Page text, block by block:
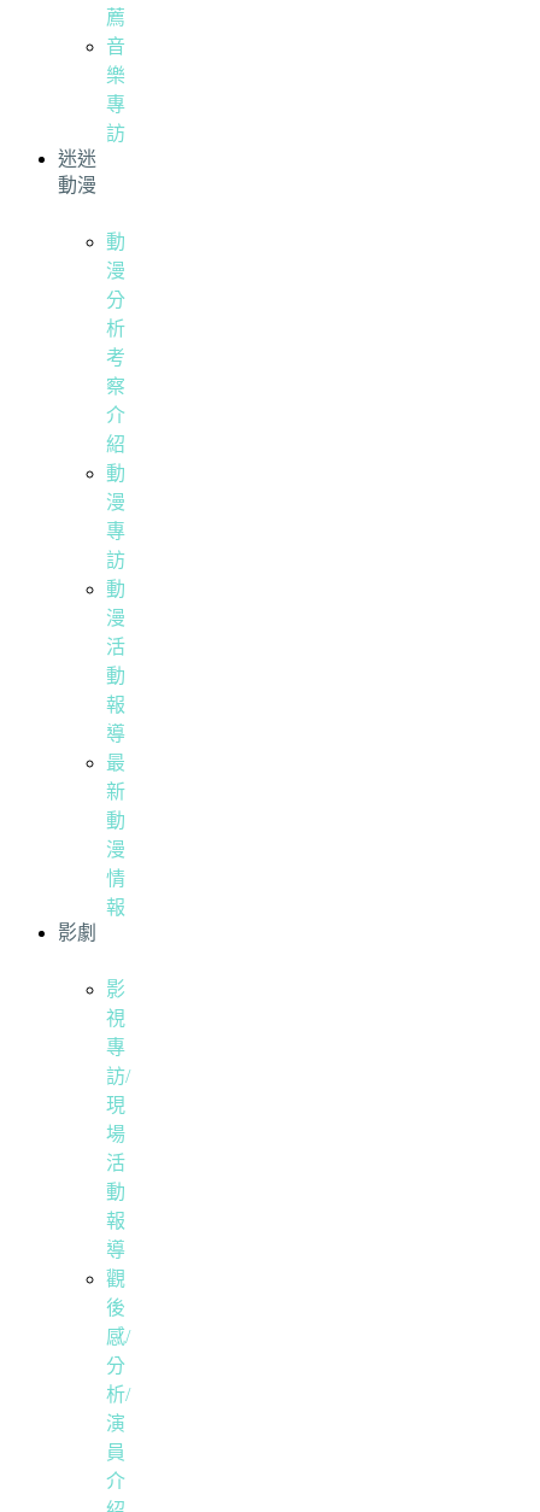
薦
音
樂
專
訪
迷迷
動漫
動
漫
分
析
考
察
介
紹
動
漫
專
訪
動
漫
活
動
報
導
最
新
動
漫
情
報
影劇
影
視
專
訪/
現
場
活
動
報
導
觀
後
感/
分
析/
演
員
介